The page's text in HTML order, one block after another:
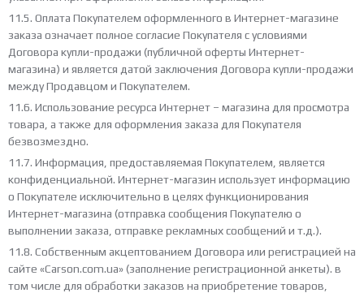
11.5. Оплата Покупателем оформленного в Интернет-магазине
заказа означает полное согласие Покупателя с условиями
Договора купли-продажи (публичной оферты Интернет-
магазина) и является датой заключения Договора купли-продажи
между Продавцом и Покупателем.
11.6. Использование ресурса Интернет – магазина для просмотра
товара, а также для оформления заказа для Покупателя
безвозмездно.
11.7. Информация, предоставляемая Покупателем, является
конфиденциальной. Интернет-магазин использует информацию
о Покупателе исключительно в целях функционирования
Интернет-магазина (отправка сообщения Покупателю о
выполнении заказа, отправке рекламных сообщений и т.д.).
11.8. Собственным акцептованием Договора или регистрацией на
сайте «Carson.com.ua» (заполнение регистрационной анкеты). в
том числе для обработки заказов на приобретение товаров,